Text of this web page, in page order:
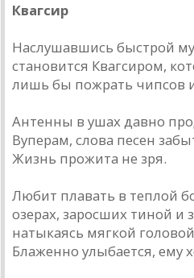
Квагсир
Наслушавшись быстрой
становится Квагсиром,
лишь бы пожрать чипсов
Антенны в ушах давно
Вуперам, слова песен
Жизнь прожита не зря.
Любит плавать в теплой
озерах, заросших тиной и
натыкаясь мягкой
Блаженно улыбается, ему